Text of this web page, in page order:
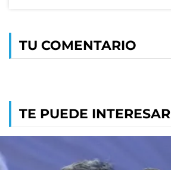
TU COMENTARIO
TE PUEDE INTERESAR